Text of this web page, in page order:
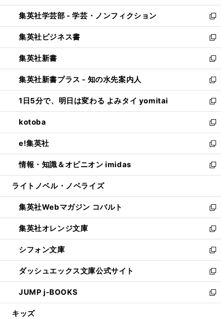
開
く
ウ
で
開
く
ン
ド
ウ
で
開
く
ウ
ィ
ン
ド
ウ
で
開
く
集英社学芸部 - 学芸・ノンフィクション
新
し
い
ウ
ィ
ン
ド
ウ
で
開
く
集英社ビジネス書
新
し
い
ウ
ィ
ン
ド
ウ
で
開
く
集英社新書
新
し
い
ウ
ィ
ン
ド
ウ
で
開
く
集英社新書プラス - 知の水先案内人
新
し
い
ウ
ィ
ン
ド
ウ
で
開
1日5分で、明日は変わる よみタイ yomitai
新
し
い
ウ
ィ
ン
ド
ウ
開
く
kotoba
新
し
い
ウ
ィ
ン
ウ
で
開
く
e!集英社
新
し
い
ウ
ン
ド
ウ
で
開
く
情報・知識＆オピニオン imidas
新
し
ウ
ィ
ン
ド
ウ
で
開
く
ライトノベル・ノベライズ
集英社Webマガジン コバルト
新
し
い
ウ
ィ
ン
ド
ウ
で
開
集英社オレンジ文庫
新
し
い
ウ
ィ
ン
ド
ウ
シフォン文庫
新
し
い
ウ
ィ
ン
ダッシュエックス文庫公式サイト
新
し
い
ウ
JUMP j-BOOKS
新
し
キッズ